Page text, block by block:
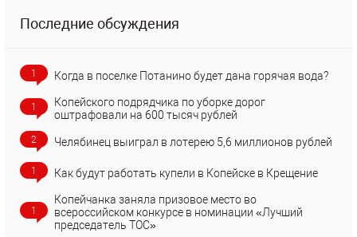
Последние обсуждения
1 Когда в поселке Потанино будет дана горячая вода?
1
Копейского подрядчика по уборке дорог
оштрафовали на 600 тысяч рублей
2 Челябинец выиграл в лотерею 5,6 миллионов рублей
1 Как будут работать купели в Копейске в Крещение
1
Копейчанка заняла призовое место во
всероссийском конкурсе в номинации «Лучший
председатель ТОС»